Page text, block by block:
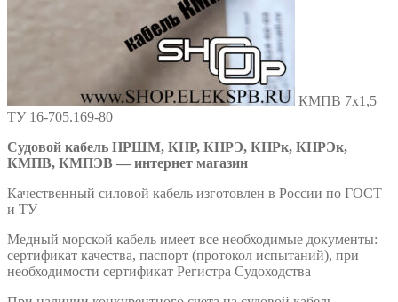
КМПВ 7х1,5
ТУ 16-705.169-80
Судовой кабель НРШМ, КНР, КНРЭ, КНРк, КНРЭк,
КМПВ, КМПЭВ — интернет магазин
Качественный силовой кабель изготовлен в России по ГОСТ
и ТУ
Медный морской кабель имеет все необходимые документы:
сертификат качества, паспорт (протокол испытаний), при
необходимости сертификат Регистра Судоходства